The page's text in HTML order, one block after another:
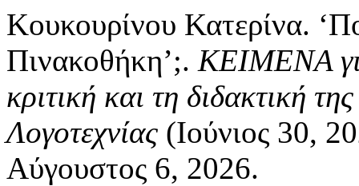
Κουκουρίνου Κατερίνα.
Πινακοθήκη’;. ΚΕΙΜΕΝΑ
κριτική και τη διδακτική
Λογοτεχνίας (Ιούνιος 30,
Αύγουστος 6, 2026.